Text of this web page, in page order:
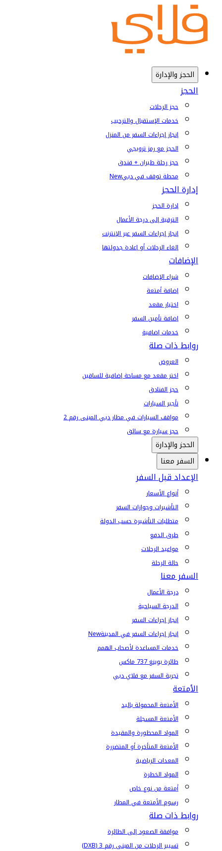
الحجز والإدارة
الحجز
حجز الرحلات
خدمات الإستقبال والترحيب
إنجاز إجراءات السفر من المنزل
الحجز مع رمز ترويجي
حجز رحلة طيران + فندق
محطة توقف في دبيNew
إدارة الحجز
إدارة الحجز
الترقية إلى درجة الأعمال
إنجاز إجراءات السفر عبر الإنترنت
إلغاء الرحلات أو إعادة جدولتها
الإضافات
شراء الإضافات
إضافة أمتعة
اختيار مقعد
إضافة تأمين السفر
خدمات إضافية
روابط ذات صلة
العروض
اختر مقعد مع مساحة إضافية للساقين
حجز الفنادق
تأجير السيارات
مواقف السيارات في مطار دبي المبنى رقم 2
حجز سيارة مع سائق
الحجز والإدارة
السفر معنا
الإعداد قبل السفر
أنواع الأسعار
التأشيرات وجوازات السفر
متطلبات التأشيرة حسب الدولة
طرق الدفع
مواعيد الرحلات
حالة الرحلة
السفر معنا
درجة الأعمال
الدرجة السياحية
إنجاز إجراءات السفر
إنجاز إجراءات السفر في المدينةNew
خدمات المساعدة لأصحاب الهمم
طائرة بوينغ 737 ماكس
تجربة السفر مع فلاي دبي
الأمتعة
الأمتعة المحمولة باليد
الأمتعة المسجلة
المواد المحظورة والمقيدة
الأمتعة المتأخرة أو المتضررة
المعدات الرياضية
المواد الخطرة
أمتعة من نوع خاص
رسوم الأمتعة في المطار
روابط ذات صلة
موافقة الصعود إلى الطائرة
تسيير الرحلات من المبنى رقم 3 (DXB)